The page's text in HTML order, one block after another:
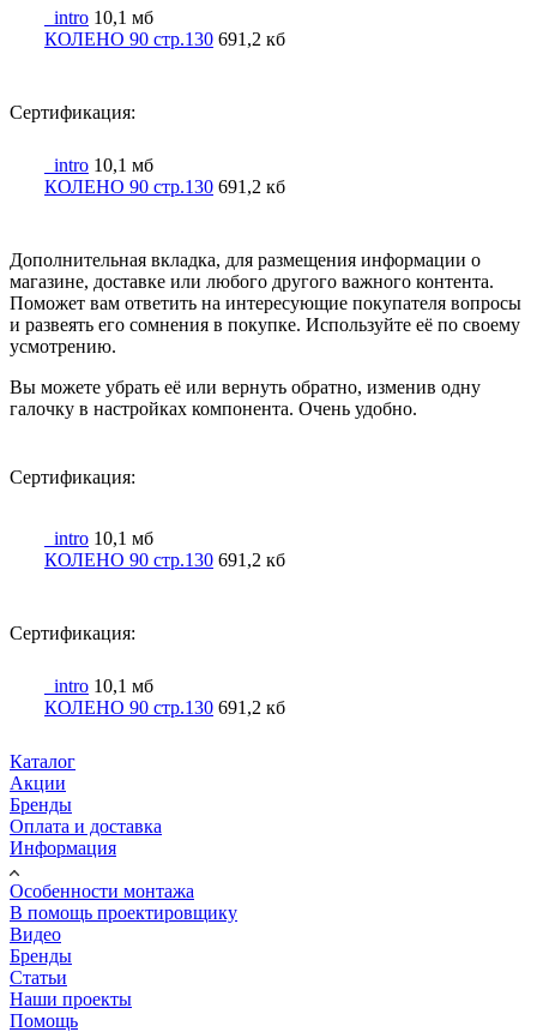
_intro 10,1 мб
КОЛЕНО 90 стр.130 691,2 кб
Сертификация:
_intro 10,1 мб
КОЛЕНО 90 стр.130 691,2 кб
Дополнительная вкладка, для размещения информации о
магазине, доставке или любого другого важного контента.
Поможет вам ответить на интересующие покупателя вопросы
и развеять его сомнения в покупке. Используйте её по своему
усмотрению.
Вы можете убрать её или вернуть обратно, изменив одну
галочку в настройках компонента. Очень удобно.
Сертификация:
_intro 10,1 мб
КОЛЕНО 90 стр.130 691,2 кб
Сертификация:
_intro 10,1 мб
КОЛЕНО 90 стр.130 691,2 кб
Каталог
Акции
Бренды
Оплата и доставка
Информация
Особенности монтажа
В помощь проектировщику
Видео
Бренды
Статьи
Наши проекты
Помощь